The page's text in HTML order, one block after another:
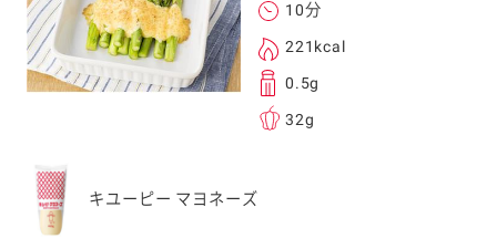
10分
221kcal
0.5g
32g
キユーピー マヨネーズ